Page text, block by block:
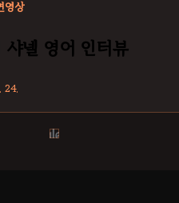
영상
넬 영어 인터뷰
24.